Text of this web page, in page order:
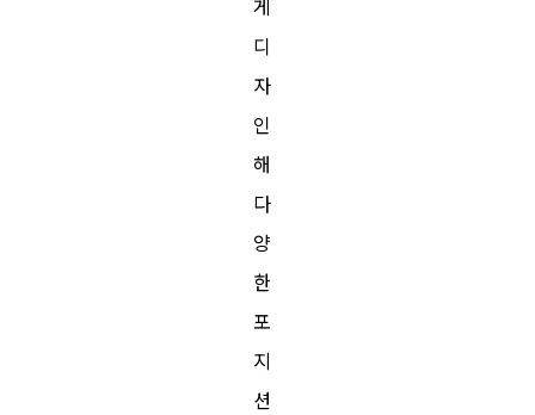
디
자
인
해
다
양
한
포
지
션